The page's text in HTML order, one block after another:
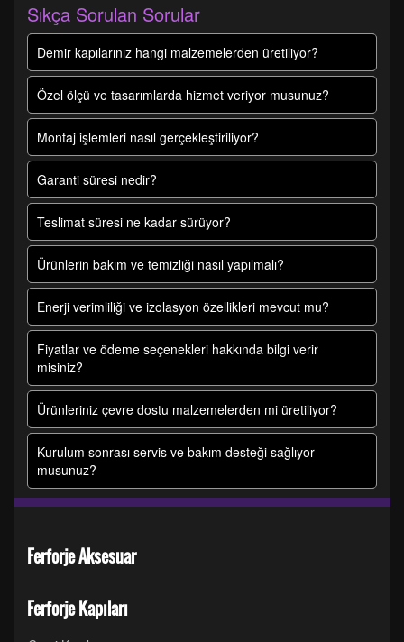
Sıkça Sorulan Sorular
Demir kapılarınız hangi malzemelerden üretiliyor?
Özel ölçü ve tasarımlarda hizmet veriyor musunuz?
Montaj işlemleri nasıl gerçekleştiriliyor?
Garanti süresi nedir?
Teslimat süresi ne kadar sürüyor?
Ürünlerin bakım ve temizliği nasıl yapılmalı?
Enerji verimliliği ve izolasyon özellikleri mevcut mu?
Fiyatlar ve ödeme seçenekleri hakkında bilgi verir
misiniz?
Ürünleriniz çevre dostu malzemelerden mi üretiliyor?
Kurulum sonrası servis ve bakım desteği sağlıyor
musunuz?
Ferforje Aksesuar
Ferforje Kapıları